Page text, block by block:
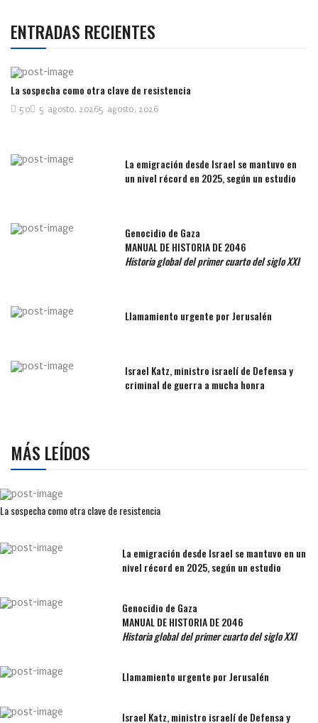
ENTRADAS RECIENTES
La sospecha como otra clave de resistencia
5 agosto, 20265 agosto, 2026
50
La emigración desde Israel se mantuvo en
un nivel récord en 2025, según un estudio
Genocidio de Gaza
MANUAL DE HISTORIA DE 2046
Historia global del primer cuarto del siglo XXI
Llamamiento urgente por Jerusalén
Israel Katz, ministro israelí de Defensa y
criminal de guerra a mucha honra
MÁS LEÍDOS
La sospecha como otra clave de resistencia
La emigración desde Israel se mantuvo en un
nivel récord en 2025, según un estudio
Genocidio de Gaza
MANUAL DE HISTORIA DE 2046
Historia global del primer cuarto del siglo XXI
Llamamiento urgente por Jerusalén
Israel Katz, ministro israelí de Defensa y